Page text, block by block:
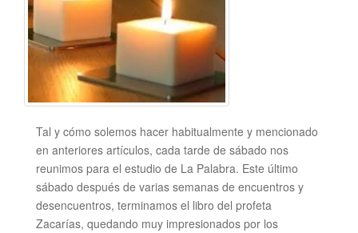
Tal y cómo solemos hacer habitualmente y mencionado
en anteriores artículos, cada tarde de sábado nos
reunimos para el estudio de La Palabra. Este último
sábado después de varias semanas de encuentros y
desencuentros, terminamos el libro del profeta
Zacarías, quedando muy impresionados por los